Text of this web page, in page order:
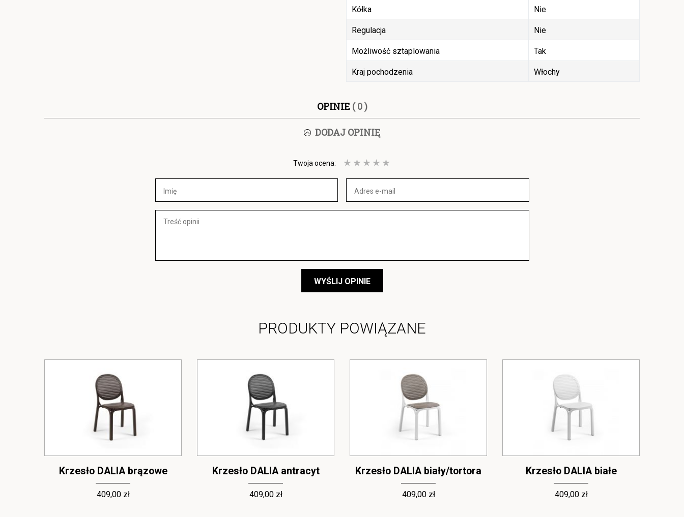
Kółka Nie
Regulacja Nie
Możliwość sztaplowania Tak
Kraj pochodzenia Włochy
OPINIE ( 0 )
DODAJ OPINIĘ
Twoja ocena:
WYŚLIJ OPINIE
PRODUKTY POWIĄZANE
Krzesło DALIA brązowe
409,00 zł
Krzesło DALIA antracyt
409,00 zł
Krzesło DALIA biały/tortora
409,00 zł
Krzesło DALIA białe
409,00 zł